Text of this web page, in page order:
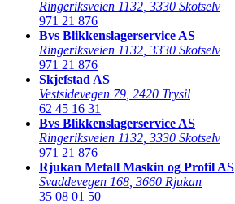
Ringeriksveien 1132 3330 Skotselv
971 21 876
Bvs Blikkenslagerservice AS
Ringeriksveien 1132 3330 Skotselv
971 21 876
Skjefstad AS
Vestsidevegen 79 2420 Trysil
62 45 16 31
Bvs Blikkenslagerservice AS
Ringeriksveien 1132 3330 Skotselv
971 21 876
Rjukan Metall Maskin og Profil AS
Svaddevegen 168 3660 Rjukan
35 08 01 50